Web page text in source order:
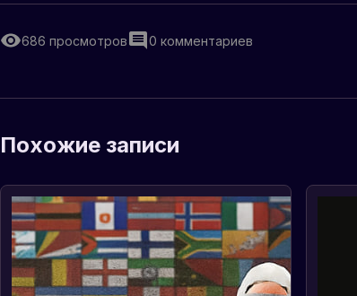
686 просмотров 0 комментариев
Похожие записи